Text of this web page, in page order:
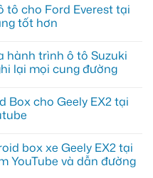
tô cho Ford Everest tại
tốt hơn
hành trình ô tô Suzuki
lại mọi cung đường
Box cho Geely EX2 tại
box xe Geely EX2 tại
YouTube và dẫn đường